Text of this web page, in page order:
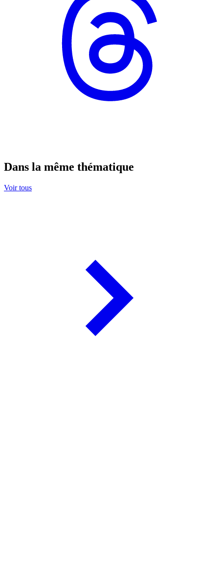
Dans la même thématique
Voir tous